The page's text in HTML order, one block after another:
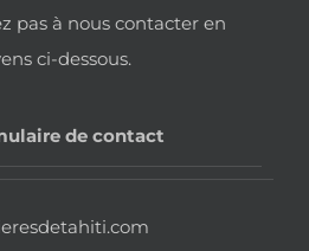
pas à nous contacter en
ci-dessous.
de contact